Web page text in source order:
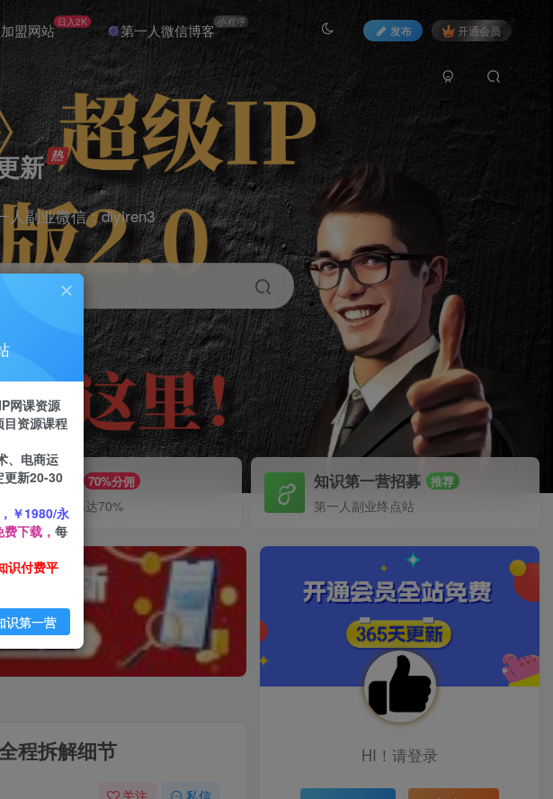
加盟网站 日入2K 第一人微信博客小程序
发布 开通会员
新
人副业微信：diyiren3
推广赚钱 70%分佣
推广返佣高达70%
知识第一营招募 推荐
第一人副业终点站
程拆解细节
关注 私信
HI！请登录
网课资源
目资源课程
、电商运
更新20-30
￥1980/永
下载， 每
识付费平
识第一营